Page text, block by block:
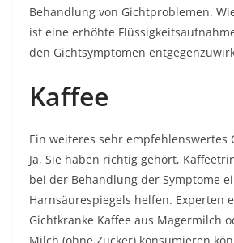
Behandlung von Gichtproblemen.
ist eine erhöhte
den Gichtsymptomen
Kaffee
Ein weiteres sehr empfehlenswertes
Ja, Sie haben richtig gehört,
bei der Behandlung der Symptome
Harnsäurespiegels helfen. Experten
Gichtkranke Kaffee aus Magermilch